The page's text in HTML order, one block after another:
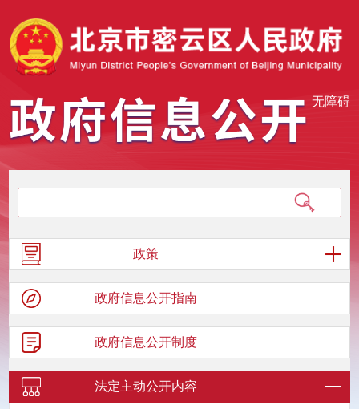
无障碍
政策
政府信息公开指南
政府信息公开制度
法定主动公开内容